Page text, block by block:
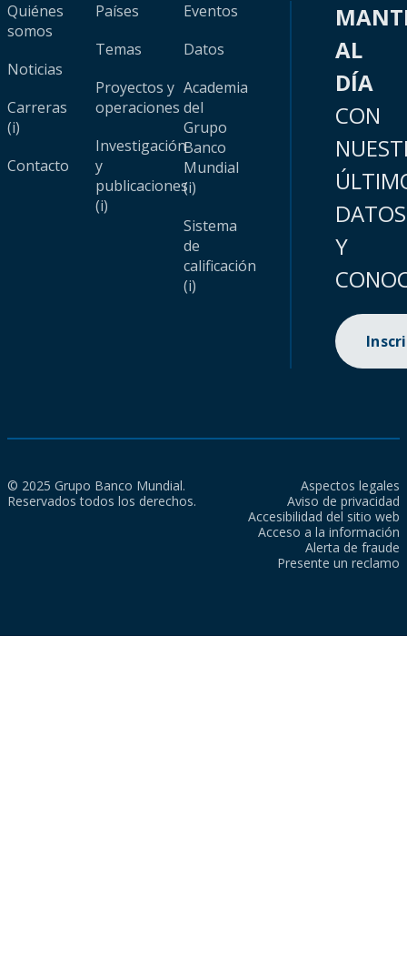
Quiénes
somos
Noticias
Carreras
(i)
Contacto
Países
Temas
Proyectos y
operaciones
Investigación
y
publicaciones
(i)
Eventos
Datos
Academia
del
Grupo
Banco
Mundial
(i)
Sistema
de
calificación
(i)
AL
DÍA
CON
DATOS
Y
© 2025 Grupo Banco Mundial.
Reservados todos los derechos.
Aspectos legales
Aviso de privacidad
Accesibilidad del sitio web
Acceso a la información
Alerta de fraude
Presente un reclamo